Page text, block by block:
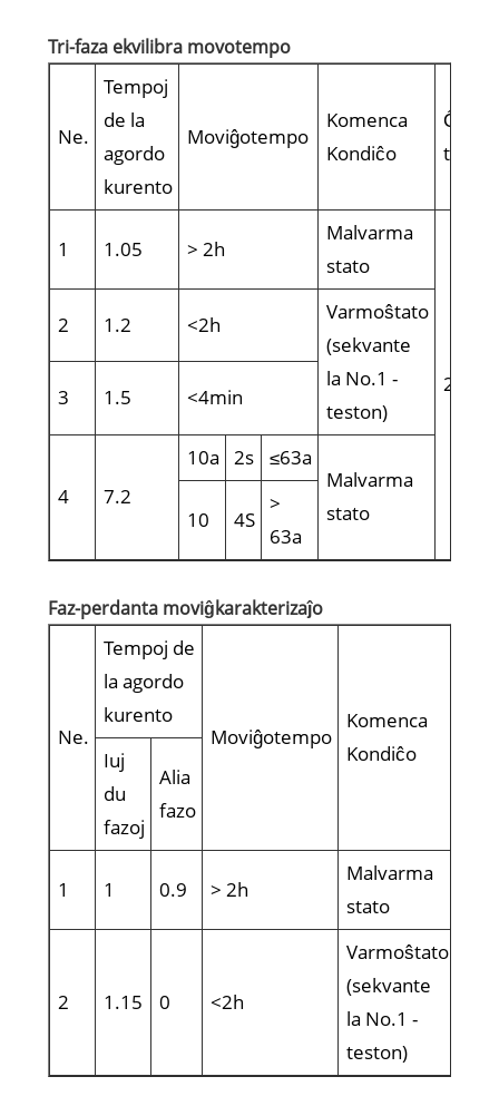
Tri-faza ekvilibra movotempo
Ne.
Tempoj
de la
agordo
kurento
Moviĝotempo
Komenca
Kondiĉo
1 1.05 > 2h
Malvarma
stato
20 ±
2 1.2 <2h
Varmoŝtato
(sekvante
la No.1 -
teston)
3 1.5 <4min
4 7.2
10a 2s
≤63a
Malvarma
stato
10 4S
>
63a
Faz-perdanta moviĝkarakterizaĵo
Ne.
Tempoj de
la agordo
kurento
Moviĝotempo
Komenca
Kondiĉo
Iuj
du
fazoj
Alia
fazo
1 1 0.9 > 2h
Malvarma
stato
2
1.15 0 <2h
Varmoŝtato
(sekvante
la No.1 -
teston)